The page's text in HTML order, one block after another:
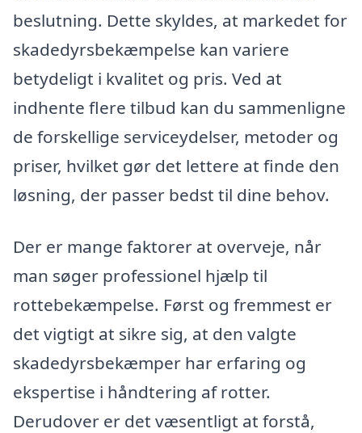
beslutning. Dette skyldes, at markedet for
skadedyrsbekæmpelse kan variere
betydeligt i kvalitet og pris. Ved at
indhente flere tilbud kan du sammenligne
de forskellige serviceydelser, metoder og
priser, hvilket gør det lettere at finde den
løsning, der passer bedst til dine behov.
Der er mange faktorer at overveje, når
man søger professionel hjælp til
rottebekæmpelse. Først og fremmest er
det vigtigt at sikre sig, at den valgte
skadedyrsbekæmper har erfaring og
ekspertise i håndtering af rotter.
Derudover er det væsentligt at forstå,